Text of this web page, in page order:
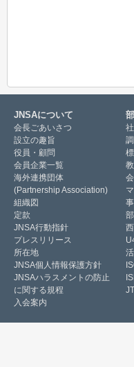
JNSAについて
会長ごあいさつ
設立の趣旨
役員・顧問
会員企業一覧
海外連携団体
(Partnership Association)
組織図
定款
JNSA行動指針
プレスリリース
所在地
JNSA個人情報保護方針
JNSAハラスメントの防止
に関する規程
入会案内